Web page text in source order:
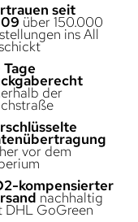
seit
über 150.000
ins All
der
vor dem
kompensierter
nachhaltig
DHL GoGreen